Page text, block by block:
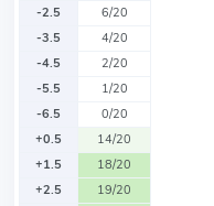
-2.5
6/20
-3.5
4/20
-4.5
2/20
-5.5
1/20
-6.5
0/20
+0.5
14/20
+1.5
18/20
+2.5
19/20